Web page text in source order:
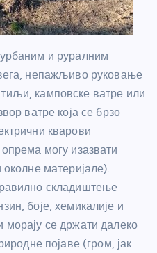
и руралним
непажљиво руковање
камповске ватре или
ватре која се брзо
кварови
могу изазвати
околне материјале).
складиштење
боје, хемикалије и
морају се држати далеко
појаве (гром, јак